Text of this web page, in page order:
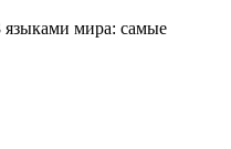
мира: самые